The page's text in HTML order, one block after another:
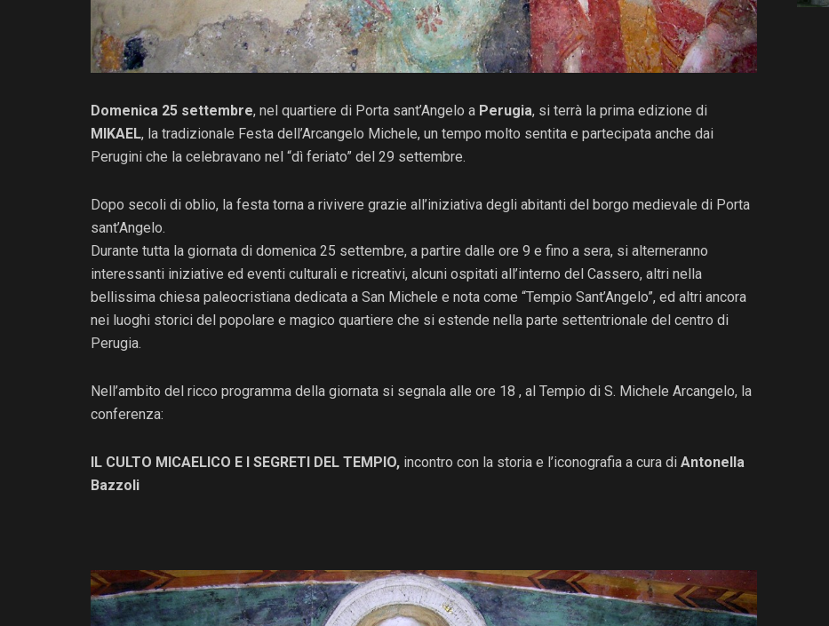
Domenica 25 settembre, nel quartiere di Porta sant’Angelo a Perugia, si terrà la prima edizione di
MIKAEL, la tradizionale Festa dell’Arcangelo Michele, un tempo molto sentita e partecipata anche dai
Perugini che la celebravano nel “dì feriato” del 29 settembre.
Dopo secoli di oblio, la festa torna a rivivere grazie all’iniziativa degli abitanti del borgo medievale di Porta
sant’Angelo.
Durante tutta la giornata di domenica 25 settembre, a partire dalle ore 9 e fino a sera, si alterneranno
interessanti iniziative ed eventi culturali e ricreativi, alcuni ospitati all’interno del Cassero, altri nella
bellissima chiesa paleocristiana dedicata a San Michele e nota come “Tempio Sant’Angelo”, ed altri ancora
nei luoghi storici del popolare e magico quartiere che si estende nella parte settentrionale del centro di
Perugia.
Nell’ambito del ricco programma della giornata si segnala alle ore 18 , al Tempio di S. Michele Arcangelo, la
conferenza:
IL CULTO MICAELICO E I SEGRETI DEL TEMPIO, incontro con la storia e l’iconografia a cura di Antonella
Bazzoli